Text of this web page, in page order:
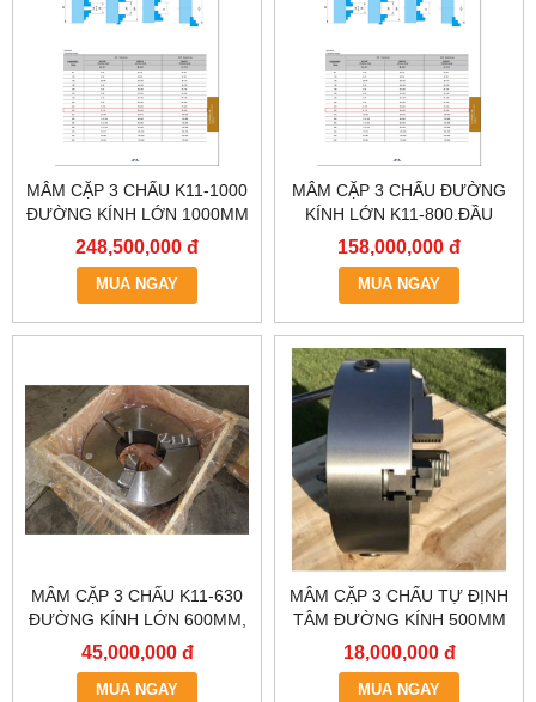
MÂM CẶP 3 CHẤU K11-1000
ĐƯỜNG KÍNH LỚN 1000MM
248,500,000 đ
MUA NGAY
MÂM CẶP 3 CHẤU ĐƯỜNG
KÍNH LỚN K11-800.ĐẦU
KẸP 8 TẤC
158,000,000 đ
MUA NGAY
MÂM CẶP 3 CHẤU K11-630
ĐƯỜNG KÍNH LỚN 600MM,
630MM,ĐẦU KẸP 3 CHẤU 6
TẤC 3, LATO MÁY TIỆN 3
CHẤU.
45,000,000 đ
MUA NGAY
MÂM CẶP 3 CHẤU TỰ ĐỊNH
TÂM ĐƯỜNG KÍNH 500MM
K11-500,MÂM CẶP 3 CHẤU
MÁY TIỆN,ĐẦU KẸP 3 CHẤU
5 TẤC, LATO MÁY TIỆN 3
18,000,000 đ
MUA NGAY